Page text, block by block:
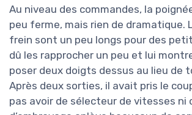
Au niveau des commandes, la
peu ferme, mais rien de dramatique.
frein sont un peu longs pour des
dû les rapprocher un peu et lui
poser deux doigts dessus au lieu de
Après deux sorties, il avait pris le
pas avoir de sélecteur de vitesses ni